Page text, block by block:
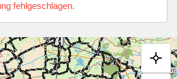
fehlgeschlagen.